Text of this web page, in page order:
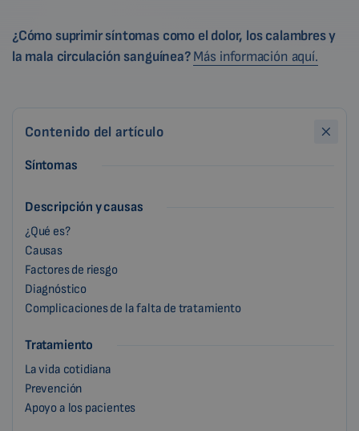
¿Cómo suprimir síntomas como el dolor, los calambres y
la mala circulación sanguínea? Más información aquí.
Contenido del artículo
Síntomas
Descripción y causas
¿Qué es?
Causas
Factores de riesgo
Diagnóstico
Complicaciones de la falta de tratamiento
Tratamiento
La vida cotidiana
Prevención
Apoyo a los pacientes